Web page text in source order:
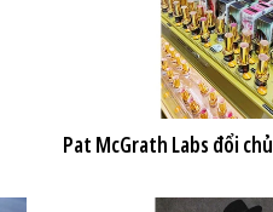
Pat McGrath Labs đổi chủ